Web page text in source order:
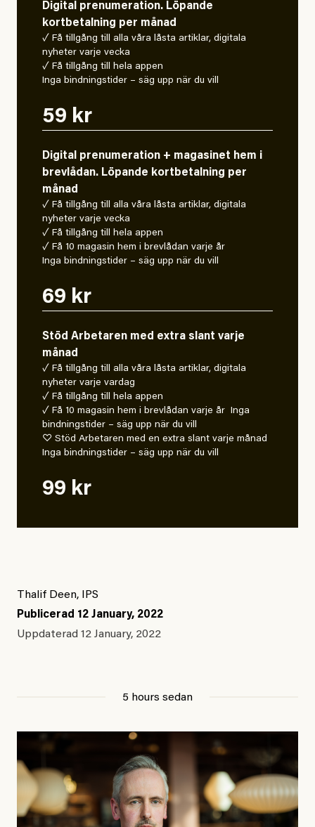
Digital prenumeration. Löpande
kortbetalning per månad
✓ Få tillgång till alla våra låsta artiklar, digitala
nyheter varje vecka
✓ Få tillgång till hela appen
Inga bindningstider – säg upp när du vill
59 kr
Digital prenumeration + magasinet hem i
brevlådan. Löpande kortbetalning per
månad
✓ Få tillgång till alla våra låsta artiklar, digitala
nyheter varje vecka
✓ Få tillgång till hela appen
✓ Få 10 magasin hem i brevlådan varje år
Inga bindningstider – säg upp när du vill
69 kr
Stöd Arbetaren med extra slant varje
månad
✓ Få tillgång till alla våra låsta artiklar, digitala
nyheter varje vardag
✓ Få tillgång till hela appen
✓ Få 10 magasin hem i brevlådan varje år Inga
bindningstider – säg upp när du vill
♡ Stöd Arbetaren med en extra slant varje månad
Inga bindningstider – säg upp när du vill
99 kr
Thalif Deen, IPS
Publicerad 12 January, 2022
Uppdaterad 12 January, 2022
5 hours sedan